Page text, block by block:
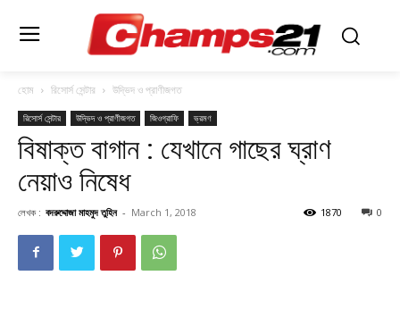
হোম রিসোর্স সেন্টার উদ্ভিদ ও প্রাণীজগত
রিসোর্স সেন্টার উদ্ভিদ ও প্রাণীজগত জিওগ্রাফি ভ্রমণ
বিষাক্ত বাগান : যেখানে গাছের ঘ্রাণ
নেয়াও নিষেধ
লেখক : বদরুদ্দোজা মাহমুদ তুহিন - March 1, 2018 0
1870